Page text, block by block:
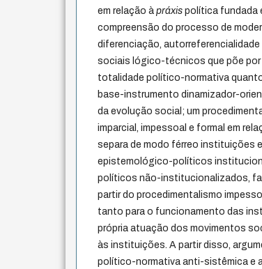
em relação àpráxis política fundada
compreensão do processo de
diferenciação,
sociais lógico-técnicos que põe
totalidade político-normativa
base-instrumento dinamizador-
da evolução social; um
imparcial, impessoal e formal em
separa de modo férreo instituições
epistemológico-políticos
políticos não-institucionalizados,
partir do procedimentalismo
tanto para o funcionamento das
própria atuação dos movimentos
às instituições. A partir disso,
político-normativa anti-sistêmica e